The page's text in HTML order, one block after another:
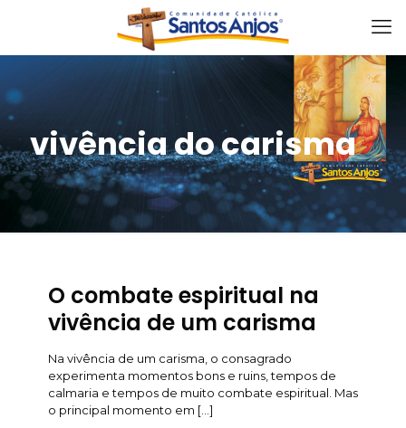
vivência do carisma
O combate espiritual na
vivência de um carisma
Na vivência de um carisma, o consagrado
experimenta momentos bons e ruins, tempos de
calmaria e tempos de muito combate espiritual. Mas
o principal momento em […]